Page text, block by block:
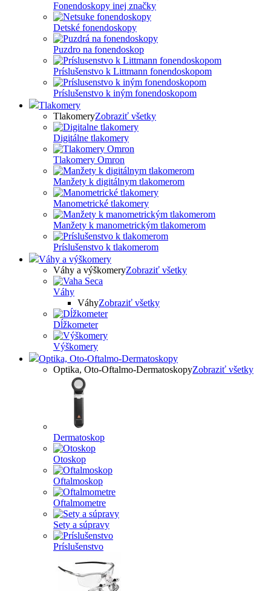
Fonendoskopy inej značky
Detské fonendoskopy
Puzdro na fonendoskop
Príslušenstvo k Littmann fonendoskopom
Príslušenstvo k iným fonendoskopom
Tlakomery
TlakomeryZobraziť všetky
Digitálne tlakomery
Tlakomery Omron
Manžety k digitálnym tlakomerom
Manometrické tlakomery
Manžety k manometrickým tlakomerom
Príslušenstvo k tlakomerom
Váhy a výškomery
Váhy a výškomeryZobraziť všetky
Váhy
VáhyZobraziť všetky
Dĺžkometer
Výškomery
Optika, Oto-Oftalmo-Dermatoskopy
Optika, Oto-Oftalmo-DermatoskopyZobraziť všetky
Dermatoskop
Otoskop
Oftalmoskop
Oftalmometre
Sety a súpravy
Príslušenstvo